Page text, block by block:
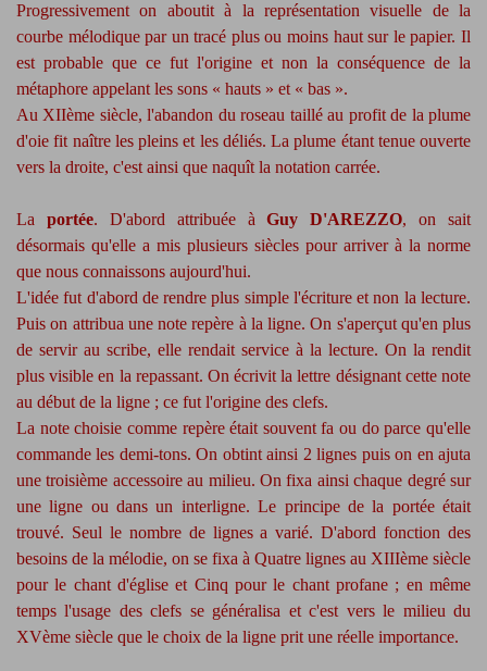
Progressivement on aboutit à la représentation visuelle de la
courbe mélodique par un tracé plus ou moins haut sur le papier. Il
est probable que ce fut l'origine et non la conséquence de la
métaphore appelant les sons « hauts » et « bas ».
Au XIIème siècle, l'abandon du roseau taillé au profit de la plume
d'oie fit naître les pleins et les déliés. La plume étant tenue ouverte
vers la droite, c'est ainsi que naquît la notation carrée.
La portée. D'abord attribuée àGuy D'AREZZO, on sait
désormais qu'elle a mis plusieurs siècles pour arriver à la norme
que nous connaissons aujourd'hui.
L'idée fut d'abord de rendre plus simple l'écriture et non la lecture.
Puis on attribua une note repère à la ligne. On s'aperçut qu'en plus
de servir au scribe, elle rendait service à la lecture. On la rendit
plus visible en la repassant. On écrivit la lettre désignant cette note
au début de la ligne ; ce fut l'origine des clefs.
La note choisie comme repère était souvent fa ou do parce qu'elle
commande les demi-tons. On obtint ainsi 2 lignes puis on en ajuta
une troisième accessoire au milieu. On fixa ainsi chaque degré sur
une ligne ou dans un interligne. Le principe de la portée était
trouvé. Seul le nombre de lignes a varié. D'abord fonction des
besoins de la mélodie, on se fixa à Quatre lignes au XIIIème siècle
pour le chant d'église et Cinq pour le chant profane ; en même
temps l'usage des clefs se généralisa et c'est vers le milieu du
XVème siècle que le choix de la ligne prit une réelle importance.